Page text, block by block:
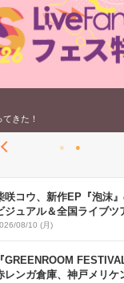
きた！
咲コウ、新作EP『泡沫
ジュアル＆全国ライブツ
部解禁【コメントあり】
08/10 (月)
『GREENROOM
レンガ倉庫、神戸メリケ